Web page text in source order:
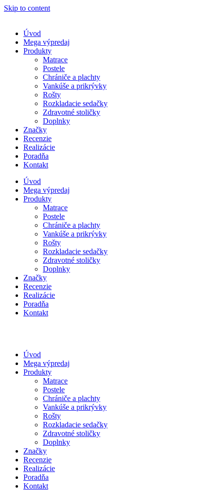
Skip to content
Úvod
Mega výpredaj
Produkty
Matrace
Postele
Chrániče a plachty
Vankúše a prikrývky
Rošty
Rozkladacie sedačky
Zdravotné stoličky
Doplnky
Značky
Recenzie
Realizácie
Poradňa
Kontakt
Úvod
Mega výpredaj
Produkty
Matrace
Postele
Chrániče a plachty
Vankúše a prikrývky
Rošty
Rozkladacie sedačky
Zdravotné stoličky
Doplnky
Značky
Recenzie
Realizácie
Poradňa
Kontakt
Úvod
Mega výpredaj
Produkty
Matrace
Postele
Chrániče a plachty
Vankúše a prikrývky
Rošty
Rozkladacie sedačky
Zdravotné stoličky
Doplnky
Značky
Recenzie
Realizácie
Poradňa
Kontakt